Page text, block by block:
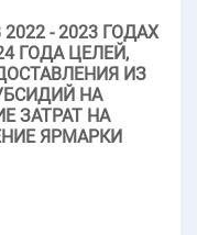
- 2023 ГОДАХ
ГОДА ЦЕЛЕЙ,
ИЗ
НА
ЗАТРАТ НА
ЯРМАРКИ